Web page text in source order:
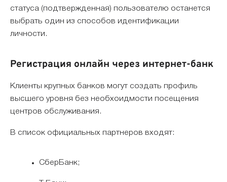
статуса (подтвержденная) пользователю останется
выбрать один из способов идентификации
личности.
Регистрация онлайн через интернет-банк
Клиенты крупных банков могут создать профиль
высшего уровня без необхоидмости посещения
центров обслуживания.
В список официальных партнеров входят:
СберБанк;